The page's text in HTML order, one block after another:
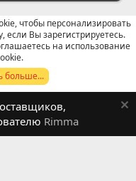
R
чтобы персонализировать
если Вы зарегистрируетесь.
на использование
больше...
Rimma